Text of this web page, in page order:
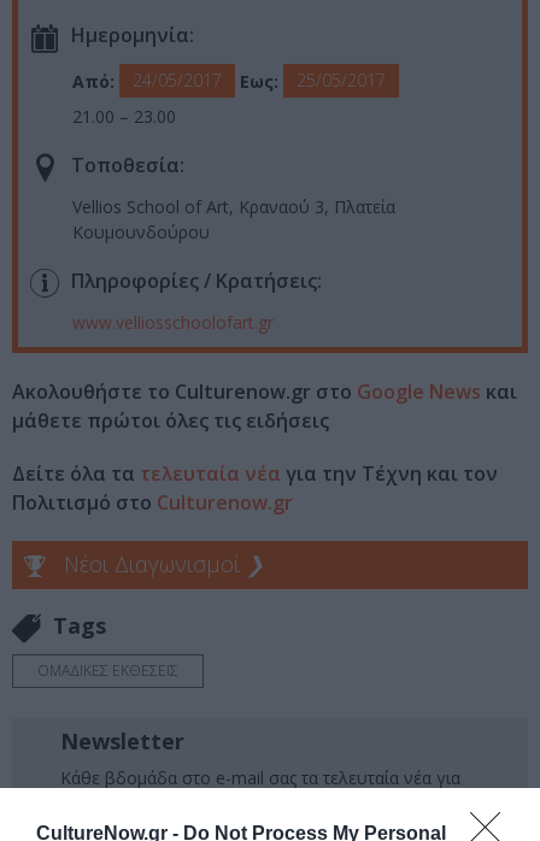
CultureNow.gr - Do Not Process My Personal
Ημερομηνία:
Από: 24/05/2017 Εως:
25/05/2017
21.00 – 23.00
Τοποθεσία:
Vellios School of Art, Κραναού 3, Πλατεία
Κουμουνδούρου
Πληροφορίες / Κρατήσεις:
www.velliosschoolofart.gr
Ακολουθήστε το Culturenow.gr στο Google News και
μάθετε πρώτοι όλες τις ειδήσεις
Δείτε όλα τα τελευταία νέα για την Τέχνη και τον
Πολιτισμό στο Culturenow.gr
Νέοι Διαγωνισμοί ❯
Tags
ΟΜΑΔΙΚΕΣ ΕΚΘΕΣΕΙΣ
Newsletter
Κάθε βδομάδα στο e-mail σας τα τελευταία νέα για